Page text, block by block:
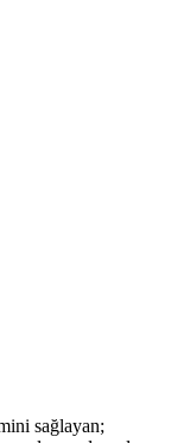
sağlayan;